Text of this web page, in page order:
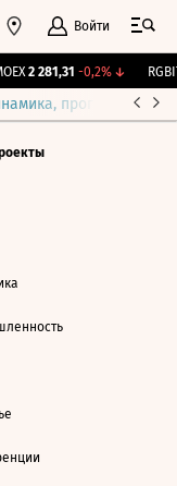
Войти
2 281,31 -0,2%↓
прогнозы